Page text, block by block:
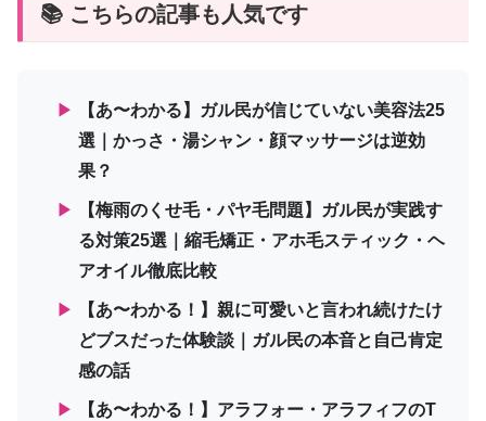
📚 こちらの記事も人気です
▶
【あ〜わかる】ガル民が信じていない美容法25
選｜かっさ・湯シャン・顔マッサージは逆効
果？
▶
【梅雨のくせ毛・パヤ毛問題】ガル民が実践す
る対策25選｜縮毛矯正・アホ毛スティック・ヘ
アオイル徹底比較
▶
【あ〜わかる！】親に可愛いと言われ続けたけ
どブスだった体験談｜ガル民の本音と自己肯定
感の話
▶
【あ〜わかる！】アラフォー・アラフィフのT